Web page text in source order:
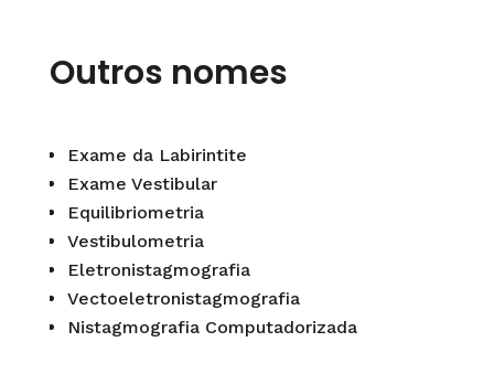
Outros nomes
Exame da Labirintite
Exame Vestibular
Equilibriometria
Vestibulometria
Eletronistagmografia
Vectoeletronistagmografia
Nistagmografia Computadorizada